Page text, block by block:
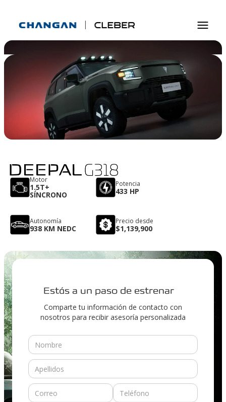
Motor
1.5T+
SÍNCRONO
Potencia
433 HP
Autonomía
938 KM NEDC
Precio desde
$1,139,900
Estás a un paso de estrenar
Comparte tu información de contacto con
nosotros para recibir asesoría personalizada